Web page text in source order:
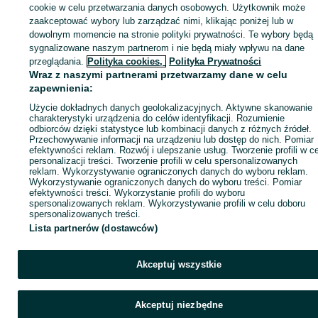
sprzedającym
Zaloguj się / Załóż konto
Wyślij wiadomość
cookie w celu przetwarzania danych osobowych. Użytkownik może
zaakceptować wybory lub zarządzać nimi, klikając poniżej lub w
dowolnym momencie na stronie polityki prywatności. Te wybory będą
sygnalizowane naszym partnerom i nie będą miały wpływu na dane
przeglądania. Polityka cookies, Polityka Prywatności
Wraz z naszymi partnerami przetwarzamy dane w celu
zapewnienia:
Użycie dokładnych danych geolokalizacyjnych. Aktywne skanowanie
charakterystyki urządzenia do celów identyfikacji. Rozumienie
odbiorców dzięki statystyce lub kombinacji danych z różnych źródeł.
Przechowywanie informacji na urządzeniu lub dostęp do nich. Pomiar
efektywności reklam. Rozwój i ulepszanie usług. Tworzenie profili w
personalizacji treści. Tworzenie profili w celu spersonalizowanych
reklam. Wykorzystywanie ograniczonych danych do wyboru reklam.
Wykorzystywanie ograniczonych danych do wyboru treści. Pomiar
efektywności treści. Wykorzystanie profili do wyboru
spersonalizowanych reklam. Wykorzystywanie profili w celu doboru
spersonalizowanych treści.
Lista partnerów (dostawców)
Akceptuj wszystkie
Akceptuj niezbędne